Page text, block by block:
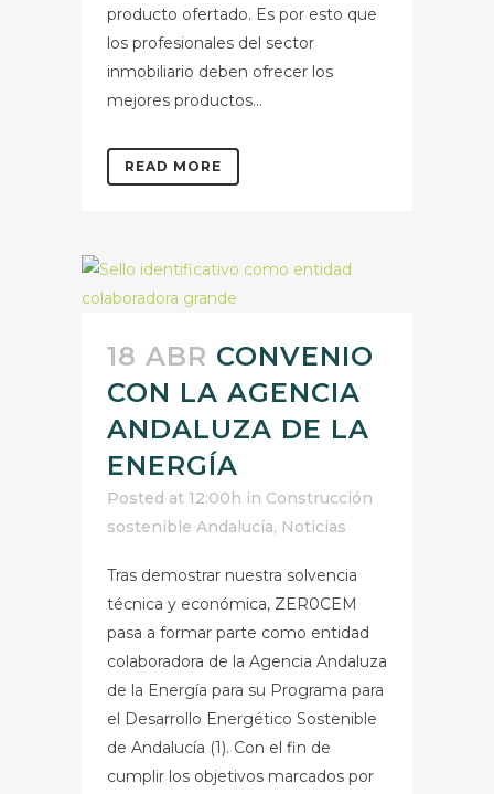
producto ofertado. Es por esto que
los profesionales del sector
inmobiliario deben ofrecer los
mejores productos...
READ MORE
18 ABR CONVENIO
CON LA AGENCIA
ANDALUZA DE LA
ENERGÍA
Posted at 12:00h in Construcción
sostenible Andalucía, Noticias
Tras demostrar nuestra solvencia
técnica y económica, ZER0CEM
pasa a formar parte como entidad
colaboradora de la Agencia Andaluza
de la Energía para su Programa para
el Desarrollo Energético Sostenible
de Andalucía (1). Con el fin de
cumplir los objetivos marcados por